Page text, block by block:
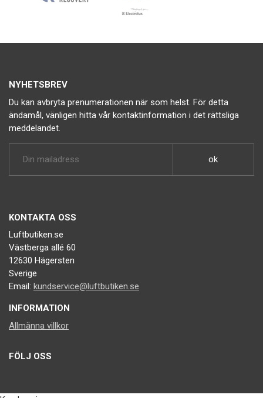
NYHETSBREV
Du kan avbryta prenumerationen när som helst. För detta
ändamål, vänligen hitta vår kontaktinformation i det rättsliga
meddelandet.
KONTAKTA OSS
Luftbutiken.se
Västberga allé 60
12630 Hägersten
Sverige
Email: kundservice@luftbutiken.se
INFORMATION
Allmänna villkor
FÖLJ OSS